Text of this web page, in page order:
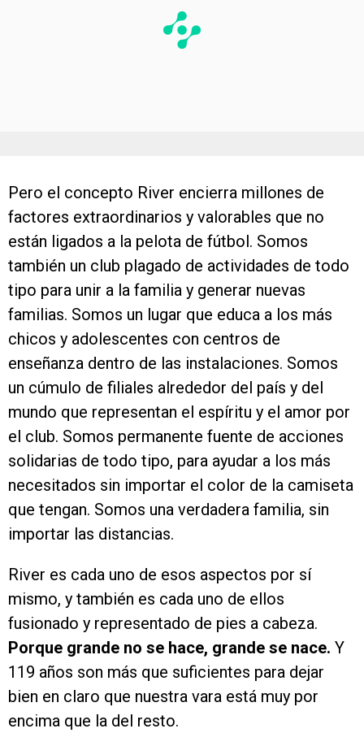
Pero el concepto River encierra millones de
factores extraordinarios y valorables que no
están ligados a la pelota de fútbol. Somos
también un club plagado de actividades de todo
tipo para unir a la familia y generar nuevas
familias. Somos un lugar que educa a los más
chicos y adolescentes con centros de
enseñanza dentro de las instalaciones. Somos
un cúmulo de filiales alrededor del país y del
mundo que representan el espíritu y el amor por
el club. Somos permanente fuente de acciones
solidarias de todo tipo, para ayudar a los más
necesitados sin importar el color de la camiseta
que tengan. Somos una verdadera familia, sin
importar las distancias.
River es cada uno de esos aspectos por sí
mismo, y también es cada uno de ellos
fusionado y representado de pies a cabeza.
Porque grande no se hace, grande se nace. Y
119 años son más que suficientes para dejar
bien en claro que nuestra vara está muy por
encima que la del resto.